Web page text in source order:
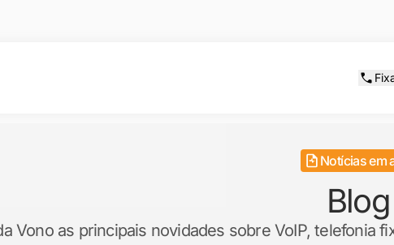
Notícias em
Blog
Vono as principais novidades sobre VoIP, telefonia